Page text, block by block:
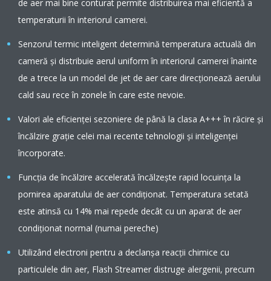
de aer mai bine conturat permite distribuirea mai eficientă a
temperaturii în interiorul camerei.
Senzorul termic inteligent determină temperatura actuală din
cameră și distribuie aerul uniform în interiorul camerei înainte
de a trece la un model de jet de aer care direcționează aerului
cald sau rece în zonele în care este nevoie.
Valori ale eficienţei sezoniere de până la clasa A+++ în răcire şi
încălzire graţie celei mai recente tehnologii şi inteligenţei
încorporate.
Funcția de încălzire accelerată încălzește rapid locuința la
pornirea aparatului de aer condiționat. Temperatura setată
este atinsă cu 14% mai repede decât cu un aparat de aer
condiționat normal (numai pereche)
Utilizând electroni pentru a declanșa reacții chimice cu
particulele din aer, Flash Streamer distruge alergenii, precum